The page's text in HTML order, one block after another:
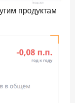
продуктам